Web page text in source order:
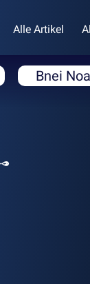
Alle Artikel
Bnei